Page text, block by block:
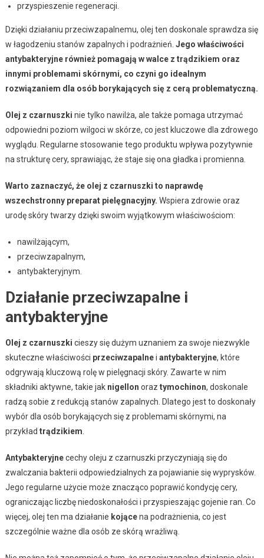
przyspieszenie regeneracji.
Dzięki działaniu przeciwzapalnemu, olej ten doskonale sprawdza się
w łagodzeniu stanów zapalnych i podrażnień. Jego właściwości
antybakteryjne również pomagają w walce z trądzikiem oraz
innymi problemami skórnymi, co czyni go idealnym
rozwiązaniem dla osób borykających się z cerą problematyczną.
Olej z czarnuszki nie tylko nawilża, ale także pomaga utrzymać
odpowiedni poziom wilgoci w skórze, co jest kluczowe dla zdrowego
wyglądu. Regularne stosowanie tego produktu wpływa pozytywnie
na strukturę cery, sprawiając, że staje się ona gładka i promienna.
Warto zaznaczyć, że olej z czarnuszki to naprawdę
wszechstronny preparat pielęgnacyjny. Wspiera zdrowie oraz
urodę skóry twarzy dzięki swoim wyjątkowym właściwościom:
nawilżającym,
przeciwzapalnym,
antybakteryjnym.
Działanie przeciwzapalne i
antybakteryjne
Olej z czarnuszki cieszy się dużym uznaniem za swoje niezwykle
skuteczne właściwości przeciwzapalnei antybakteryjne, które
odgrywają kluczową rolę w pielęgnacji skóry. Zawarte w nim
składniki aktywne, takie jak nigellon oraz tymochinon, doskonale
radzą sobie z redukcją stanów zapalnych. Dlatego jest to doskonały
wybór dla osób borykających się z problemami skórnymi, na
przykład trądzikiem
Antybakteryjnecechy oleju z czarnuszki przyczyniają się do
zwalczania bakterii odpowiedzialnych za pojawianie się wyprysków.
Jego regularne użycie może znacząco poprawić kondycję cery,
ograniczając liczbę niedoskonałości i przyspieszając gojenie ran. Co
więcej, olej ten ma działanie kojącena podrażnienia, co jest
szczególnie ważne dla osób ze skórą wrażliwą.